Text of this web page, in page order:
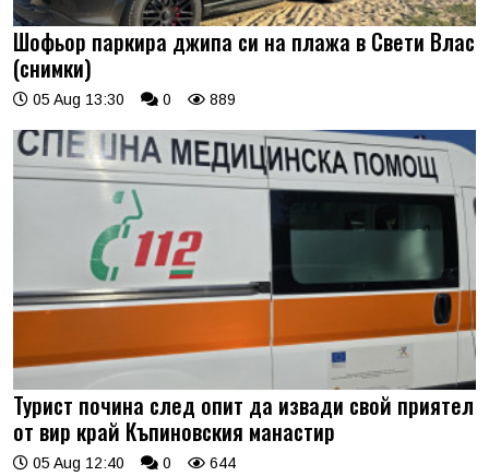
Шофьор паркира джипа си на плажа в Свети Влас
(снимки)
05 Aug 13:30 0 889
Турист почина след опит да извади свой приятел
от вир край Къпиновския манастир
05 Aug 12:40 0 644